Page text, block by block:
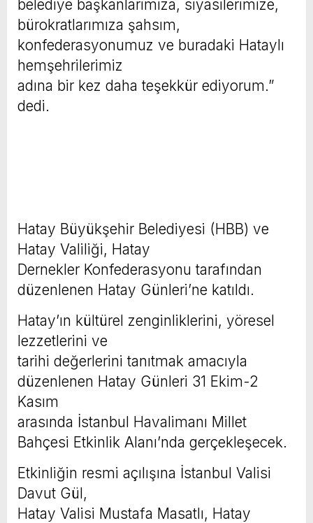
belediye başkanlarımıza, siyasilerimize,
bürokratlarımıza şahsım,
konfederasyonumuz ve buradaki Hataylı
hemşehrilerimiz
adına bir kez daha teşekkür ediyorum.”
dedi.
Hatay Büyükşehir Belediyesi (HBB) ve
Hatay Valiliği, Hatay
Dernekler Konfederasyonu tarafından
düzenlenen Hatay Günleri’ne katıldı.
Hatay’ın kültürel zenginliklerini, yöresel
lezzetlerini ve
tarihi değerlerini tanıtmak amacıyla
düzenlenen Hatay Günleri 31 Ekim-2
Kasım
arasında İstanbul Havalimanı Millet
Bahçesi Etkinlik Alanı’nda gerçekleşecek.
Etkinliğin resmi açılışına İstanbul Valisi
Davut Gül,
Hatay Valisi Mustafa Masatlı, Hatay